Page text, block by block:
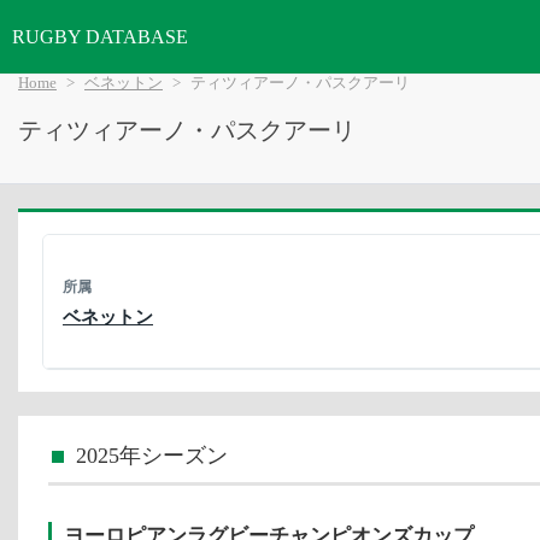
RUGBY DATABASE
Home ベネットン ティツィアーノ・パスクアーリ
ティツィアーノ・パスクアーリ
所属
ベネットン
2025年シーズン
ヨーロピアンラグビーチャンピオンズカップ